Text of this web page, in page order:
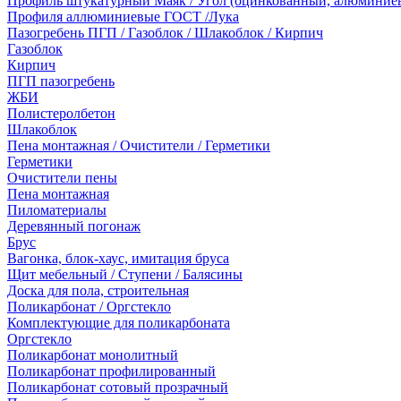
Профиля аллюминиевые ГОСТ /Лука
Пазогребень ПГП / Газоблок / Шлакоблок / Кирпич
Газоблок
Кирпич
ПГП пазогребень
ЖБИ
Полистеролбетон
Шлакоблок
Пена монтажная / Очистители / Герметики
Герметики
Очистители пены
Пена монтажная
Пиломатериалы
Деревянный погонаж
Брус
Вагонка, блок-хаус, имитация бруса
Щит мебельный / Ступени / Балясины
Доска для пола, строительная
Поликарбонат / Оргстекло
Комплектующие для поликарбоната
Оргстекло
Поликарбонат монолитный
Поликарбонат профилированный
Поликарбонат сотовый прозрачный